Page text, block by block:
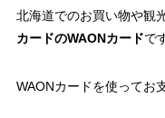
北海道でのお買い物や観
カードのWAONカードで
WAONカードを使ってお